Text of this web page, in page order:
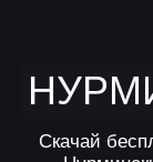
Скачай